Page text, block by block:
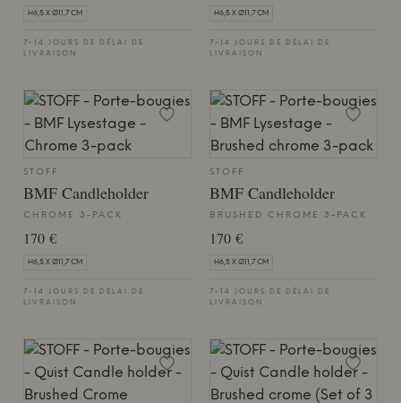
H6,5 X Ø11,7 CM
7-14 JOURS DE DÉLAI DE
LIVRAISON
H6,5 X Ø11,7 CM
7-14 JOURS DE DÉLAI DE
LIVRAISON
STOFF
BMF Candleholder
CHROME 3-PACK
170 €
H6,5 X Ø11,7 CM
7-14 JOURS DE DÉLAI DE
LIVRAISON
STOFF
BMF Candleholder
BRUSHED CHROME 3-PACK
170 €
H6,5 X Ø11,7 CM
7-14 JOURS DE DÉLAI DE
LIVRAISON